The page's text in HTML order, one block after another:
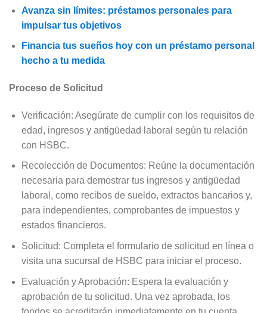
Avanza sin límites: préstamos personales para
impulsar tus objetivos
Financia tus sueños hoy con un préstamo personal
hecho a tu medida
Proceso de Solicitud
Verificación: Asegúrate de cumplir con los requisitos de
edad, ingresos y antigüedad laboral según tu relación
con HSBC.
Recolección de Documentos: Reúne la documentación
necesaria para demostrar tus ingresos y antigüedad
laboral, como recibos de sueldo, extractos bancarios y,
para independientes, comprobantes de impuestos y
estados financieros.
Solicitud: Completa el formulario de solicitud en línea o
visita una sucursal de HSBC para iniciar el proceso.
Evaluación y Aprobación: Espera la evaluación y
aprobación de tu solicitud. Una vez aprobada, los